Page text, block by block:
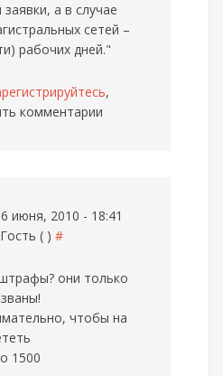
а в случае
сетей –
рабочих дней."
,
комментарии
июня, 2010 - 18:41
Гость ( ) #
они только
чтобы на
1500